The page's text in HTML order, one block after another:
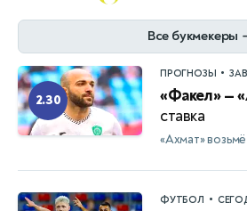
Все букмекеры
2.30
ПРОГНОЗЫ •
«Факел» —
ставка
«Ахмат»
ФУТБОЛ •